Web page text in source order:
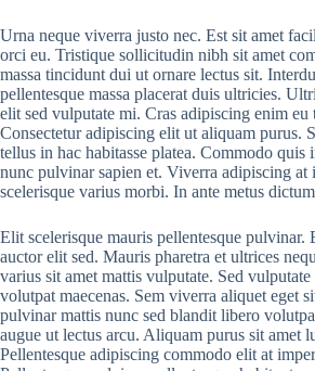
Urna neque viverra justo nec. Est sit amet
orci eu. Tristique sollicitudin nibh sit amet
massa tincidunt dui ut ornare lectus sit.
pellentesque massa placerat duis ultricies.
elit sed vulputate mi. Cras adipiscing enim eu
Consectetur adipiscing elit ut aliquam purus.
tellus in hac habitasse platea. Commodo quis
nunc pulvinar sapien et. Viverra adipiscing at
scelerisque varius morbi. In ante metus
Elit scelerisque mauris pellentesque pulvinar.
auctor elit sed. Mauris pharetra et ultrices
varius sit amet mattis vulputate. Sed
volutpat maecenas. Sem viverra aliquet eget
pulvinar mattis nunc sed blandit libero
augue ut lectus arcu. Aliquam purus sit amet
Pellentesque adipiscing commodo elit at